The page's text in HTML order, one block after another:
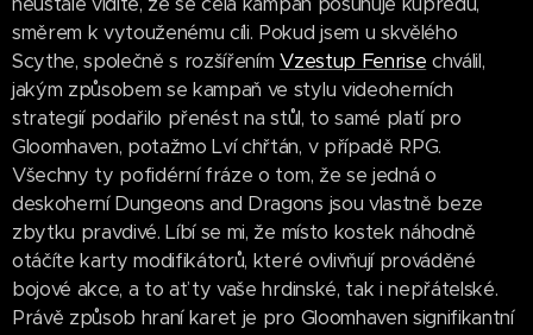
směrem k vytouženému cíli. Pokud jsem u skvělého
Scythe, společně s rozšířenímVzestup Fenrise chválil,
jakým způsobem se kampaň ve stylu videoherních
strategií podařilo přenést na stůl, to samé platí pro
Gloomhaven, potažmo Lví chřtán, v případě RPG.
Všechny ty pofidérní fráze o tom, že se jedná o
deskoherní Dungeons and Dragons jsou vlastně beze
zbytku pravdivé. Líbí se mi, že místo kostek náhodně
otáčíte karty modifikátorů, které ovlivňují prováděné
bojové akce, a to ať ty vaše hrdinské, tak i nepřátelské.
Právě způsob hraní karet je pro Gloomhaven signifikantní